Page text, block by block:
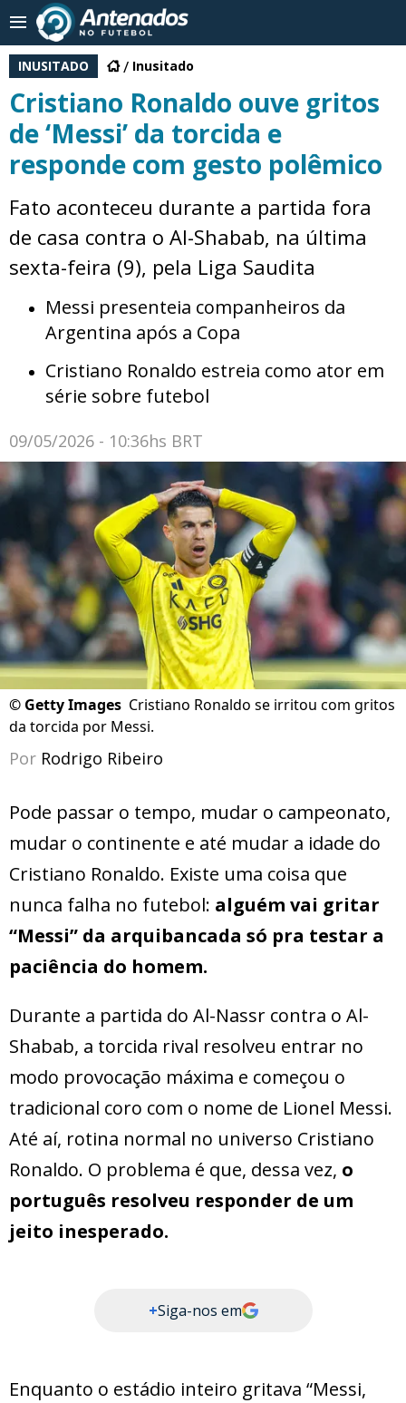
INUSITADO Inusitado
Cristiano Ronaldo ouve gritos
de ‘Messi’ da torcida e
responde com gesto polêmico
Fato aconteceu durante a partida fora
de casa contra o Al-Shabab, na última
sexta-feira (9), pela Liga Saudita
Messi presenteia companheiros da
Argentina após a Copa
Cristiano Ronaldo estreia como ator em
série sobre futebol
09/05/2026 - 10:36hs BRT
© Getty Images Cristiano Ronaldo se irritou com gritos
da torcida por Messi.
Por Rodrigo Ribeiro
Pode passar o tempo, mudar o campeonato,
mudar o continente e até mudar a idade do
Cristiano Ronaldo. Existe uma coisa que
nunca falha no futebol: alguém vai gritar
“Messi” da arquibancada só pra testar a
paciência do homem.
Durante a partida do Al-Nassr contra o Al-
Shabab, a torcida rival resolveu entrar no
modo provocação máxima e começou o
tradicional coro com o nome de Lionel Messi.
Até aí, rotina normal no universo Cristiano
Ronaldo. O problema é que, dessa vez, o
português resolveu responder de um
jeito inesperado.
+Siga-nos em
Enquanto o estádio inteiro gritava “Messi,